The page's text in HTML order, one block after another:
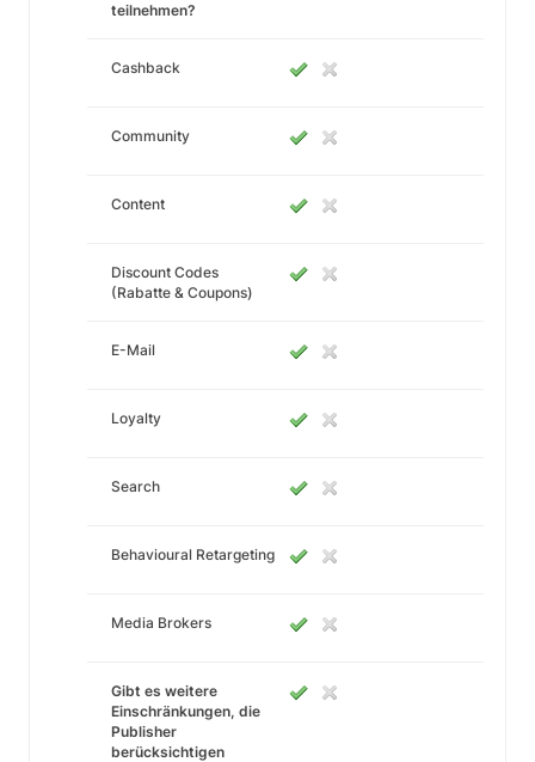
teilnehmen?
Cashback
Community
Content
Discount Codes
(Rabatte & Coupons)
E-Mail
Loyalty
Search
Behavioural Retargeting
Media Brokers
Gibt es weitere
Einschränkungen, die
Publisher
berücksichtigen